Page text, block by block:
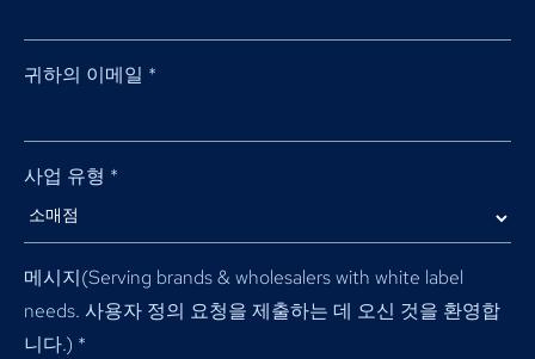
귀하의 이메일 *
사업 유형 *
메시지(Serving brands & wholesalers with white label
needs. 사용자 정의 요청을 제출하는 데 오신 것을 환영합
니다.) *